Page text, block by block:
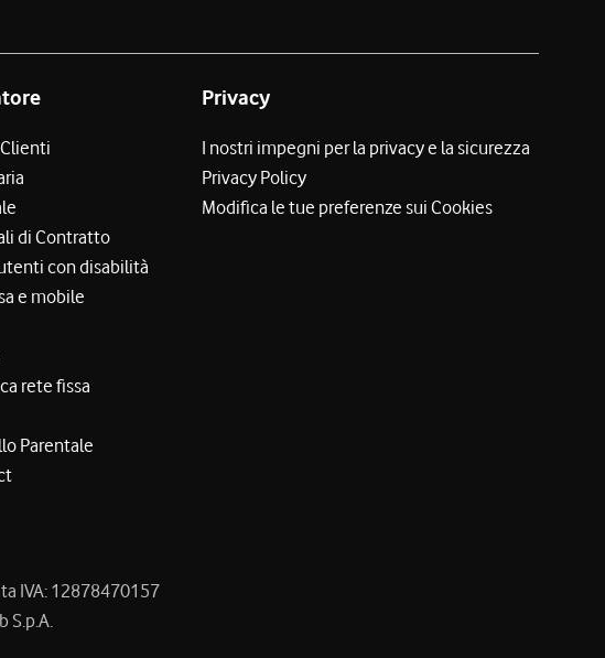
di Contratto
con disabilità
e mobile
rete fissa
Parentale
Privacy
I nostri impegni per la privacy e la sicurezza
Privacy Policy
Modifica le tue preferenze sui Cookies
IVA: 12878470157
S.p.A.